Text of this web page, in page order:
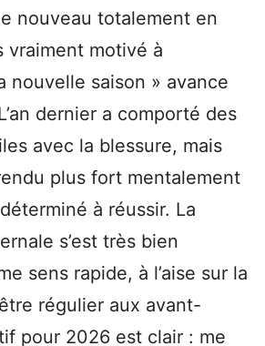
nouveau totalement en
vraiment motivé à
nouvelle saison » avance
dernier a comporté des
avec la blessure, mais
plus fort mentalement
à réussir. La
s’est très bien
sens rapide, à l’aise sur la
régulier aux avant-
pour 2026 est clair : me